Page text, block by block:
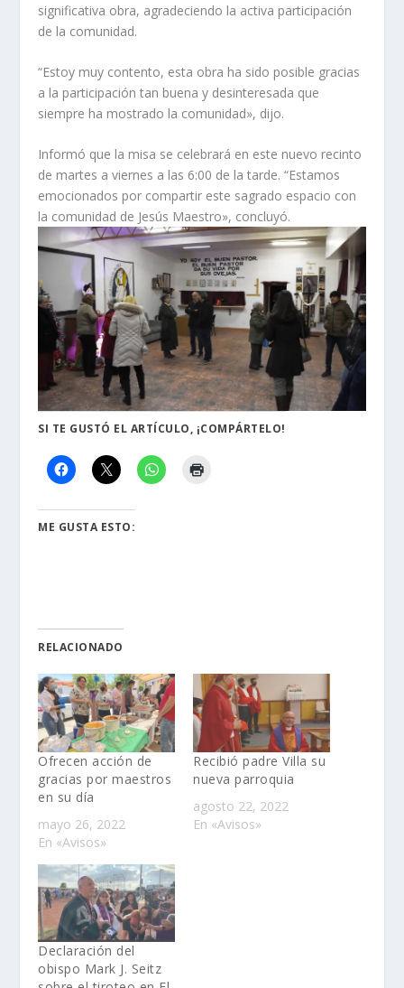
significativa obra, agradeciendo la activa participación
de la comunidad.
“Estoy muy contento, esta obra ha sido posible gracias
a la participación tan buena y desinteresada que
siempre ha mostrado la comunidad», dijo.
Informó que la misa se celebrará en este nuevo recinto
de martes a viernes a las 6:00 de la tarde. “Estamos
emocionados por compartir este sagrado espacio con
la comunidad de Jesús Maestro», concluyó.
SI TE GUSTÓ EL ARTÍCULO, ¡COMPÁRTELO!
ME GUSTA ESTO:
RELACIONADO
Ofrecen acción de
gracias por maestros
en su día
mayo 26, 2022
En «Avisos»
Recibió padre Villa su
nueva parroquia
agosto 22, 2022
En «Avisos»
Declaración del
obispo Mark J. Seitz